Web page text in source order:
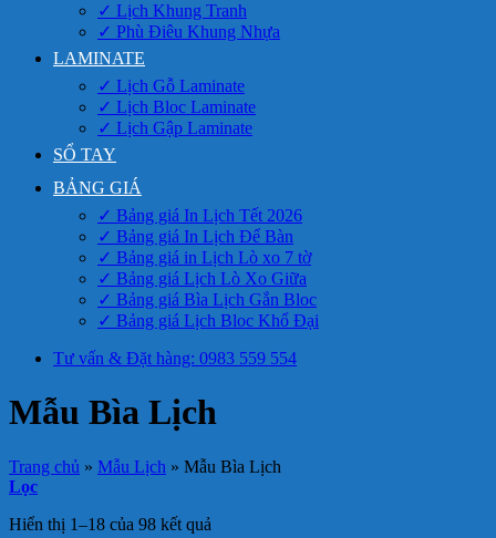
✓ Lịch Khung Tranh
✓ Phù Điêu Khung Nhựa
LAMINATE
✓ Lịch Gỗ Laminate
✓ Lịch Bloc Laminate
✓ Lịch Gập Laminate
SỔ TAY
BẢNG GIÁ
✓ Bảng giá In Lịch Tết 2026
✓ Bảng giá In Lịch Để Bàn
✓ Bảng giá in Lịch Lò xo 7 tờ
✓ Bảng giá Lịch Lò Xo Giữa
✓ Bảng giá Bìa Lịch Gắn Bloc
✓ Bảng giá Lịch Bloc Khổ Đại
Tư vấn & Đặt hàng: 0983 559 554
Mẫu Bìa Lịch
Trang chủ » Mẫu Lịch » Mẫu Bìa Lịch
Lọc
Hiển thị 1–18 của 98 kết quả